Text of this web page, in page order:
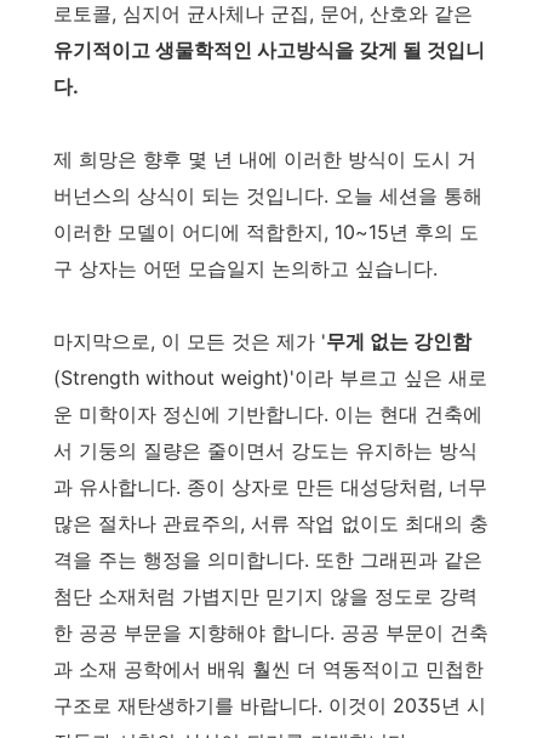
로토콜, 심지어 균사체나 군집, 문어, 산호와 같은
유기적이고 생물학적인 사고방식을 갖게 될 것입니
다.
제 희망은 향후 몇 년 내에 이러한 방식이 도시 거
버넌스의 상식이 되는 것입니다. 오늘 세션을 통해
이러한 모델이 어디에 적합한지, 10~15년 후의 도
구 상자는 어떤 모습일지 논의하고 싶습니다.
마지막으로, 이 모든 것은 제가 '무게 없는 강인함
(Strength without weight)'이라 부르고 싶은 새로
운 미학이자 정신에 기반합니다. 이는 현대 건축에
서 기둥의 질량은 줄이면서 강도는 유지하는 방식
과 유사합니다. 종이 상자로 만든 대성당처럼, 너무
많은 절차나 관료주의, 서류 작업 없이도 최대의 충
격을 주는 행정을 의미합니다. 또한 그래핀과 같은
첨단 소재처럼 가볍지만 믿기지 않을 정도로 강력
한 공공 부문을 지향해야 합니다. 공공 부문이 건축
과 소재 공학에서 배워 훨씬 더 역동적이고 민첩한
구조로 재탄생하기를 바랍니다. 이것이 2035년 시